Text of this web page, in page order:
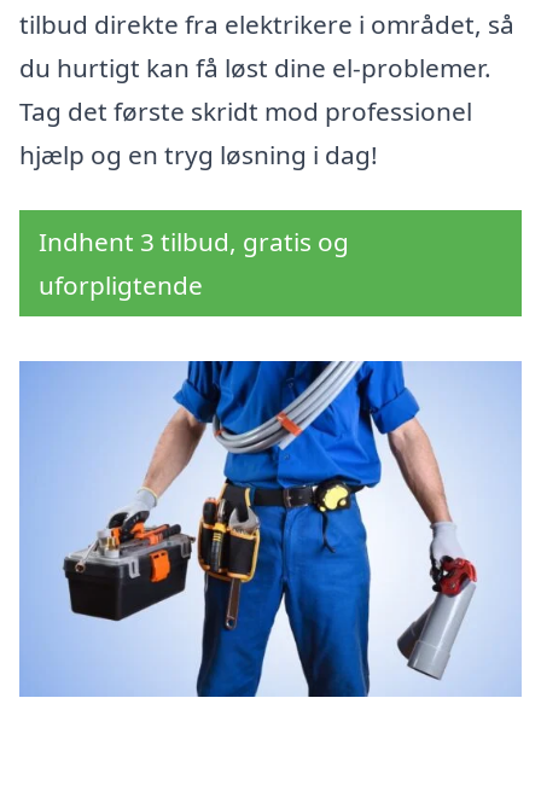
tilbud direkte fra elektrikere i området, så
du hurtigt kan få løst dine el-problemer.
Tag det første skridt mod professionel
hjælp og en tryg løsning i dag!
Indhent 3 tilbud, gratis og
uforpligtende